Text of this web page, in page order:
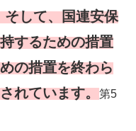
して、国連安保
するための措置
の措置を終わら
れています。第5